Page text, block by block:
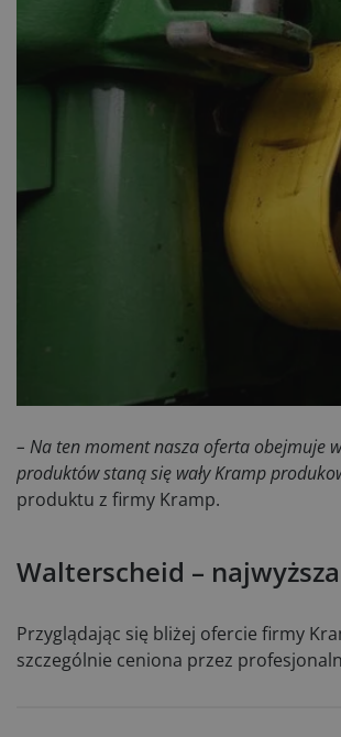
– Na ten moment nasza oferta obejmuje
produktów staną się wały Kramp
produktu z firmy Kramp​.
Walterscheid –
Przyglądając się bliżej ofercie firmy
szczególnie ceniona przez